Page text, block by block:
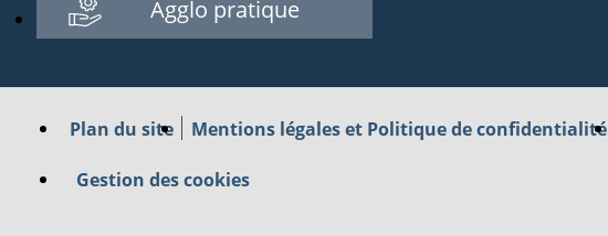
Agglo pratique
Plan du site Mentions légales et Politique de confidentialité
Gestion des cookies